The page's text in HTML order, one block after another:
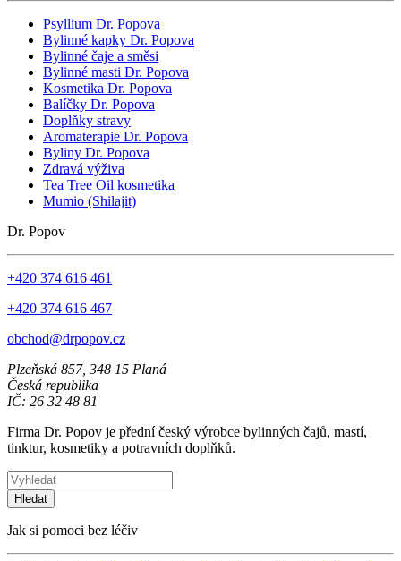
Psyllium Dr. Popova
Bylinné kapky Dr. Popova
Bylinné čaje a směsi
Bylinné masti Dr. Popova
Kosmetika Dr. Popova
Balíčky Dr. Popova
Doplňky stravy
Aromaterapie Dr. Popova
Byliny Dr. Popova
Zdravá výživa
Tea Tree Oil kosmetika
Mumio (Shilajit)
Dr. Popov
+420 374 616 461
+420 374 616 467
obchod@drpopov.cz
Plzeňská 857, 348 15 Planá
Česká republika
IČ: 26 32 48 81
Firma Dr. Popov je přední český výrobce bylinných čajů, mastí,
tinktur, kosmetiky a potravních doplňků.
Hledat
Jak si pomoci bez léčiv